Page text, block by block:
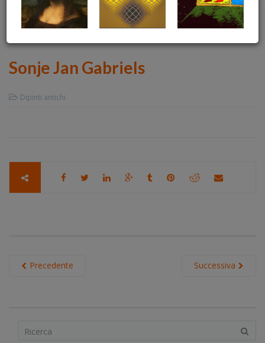
Sonje Jan Gabriels
Dipinti antichi
Successiva
Precedente